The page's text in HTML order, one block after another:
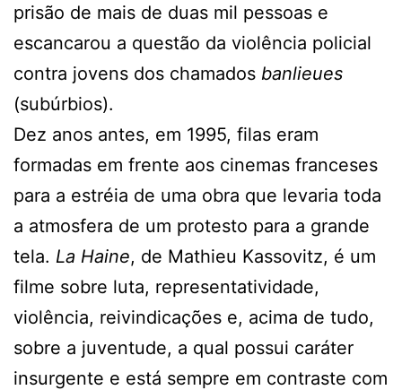
prisão de mais de duas mil pessoas e
escancarou a questão da violência policial
contra jovens dos chamados banlieues
(subúrbios).
Dez anos antes, em 1995, filas eram
formadas em frente aos cinemas franceses
para a estréia de uma obra que levaria toda
a atmosfera de um protesto para a grande
tela. La Haine, de Mathieu Kassovitz, é um
filme sobre luta, representatividade,
violência, reivindicações e, acima de tudo,
sobre a juventude, a qual possui caráter
insurgente e está sempre em contraste com